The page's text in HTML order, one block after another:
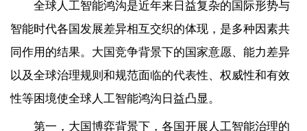
全球人工智能鸿沟是近年来日益复杂的国际形势与
智能时代各国发展差异相互交织的体现，是多种因素共
同作用的结果。大国竞争背景下的国家意愿、能力差异
以及全球治理规则和规范面临的代表性、权威性和有效
性等困境使全球人工智能鸿沟日益凸显。
第一，大国博弈背景下，各国开展人工智能治理的